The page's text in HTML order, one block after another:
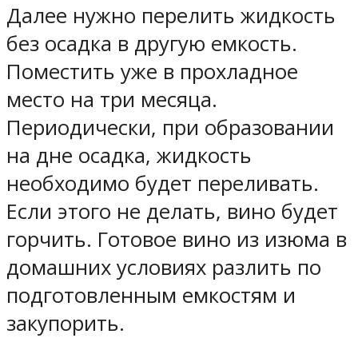
Далее нужно перелить жидкость
без осадка в другую емкость.
Поместить уже в прохладное
место на три месяца.
Периодически, при образовании
на дне осадка, жидкость
необходимо будет переливать.
Если этого не делать, вино будет
горчить. Готовое вино из изюма в
домашних условиях разлить по
подготовленным емкостям и
закупорить.